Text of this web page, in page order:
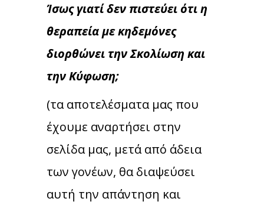
Ίσως γιατί δεν πιστεύει ότι η
θεραπεία με κηδεμόνες
διορθώνει την Σκολίωση και
την Κύφωση;
(τα αποτελέσματα μας που
έχουμε αναρτήσει στην
σελίδα μας, μετά από άδεια
των γονέων, θα διαψεύσει
αυτή την απάντηση και